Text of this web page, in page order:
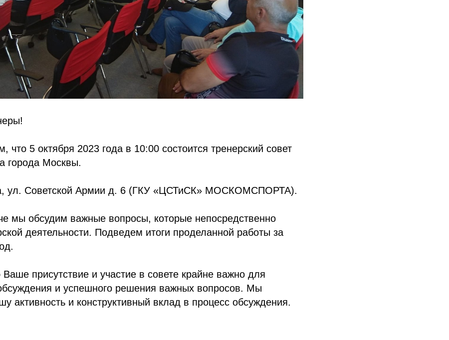
5 октября 2023 года в 10:00 состоится тренерский совет
города Москвы.
ул. Советской Армии д. 6 (ГКУ «ЦСТиСК» МОСКОМСПОРТА).
мы обсудим важные вопросы, которые непосредственно
деятельности. Подведем итоги проделанной работы за
Ваше присутствие и участие в совете крайне важно для
и успешного решения важных вопросов. Мы
активность и конструктивный вклад в процесс обсуждения.